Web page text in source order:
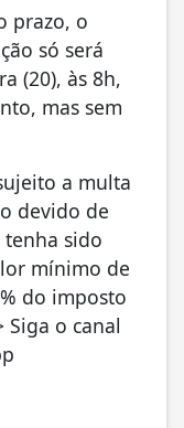
prazo, o
só será
(20), às 8h,
mas sem
a multa
devido de
sido
mínimo de
do imposto
Siga o canal